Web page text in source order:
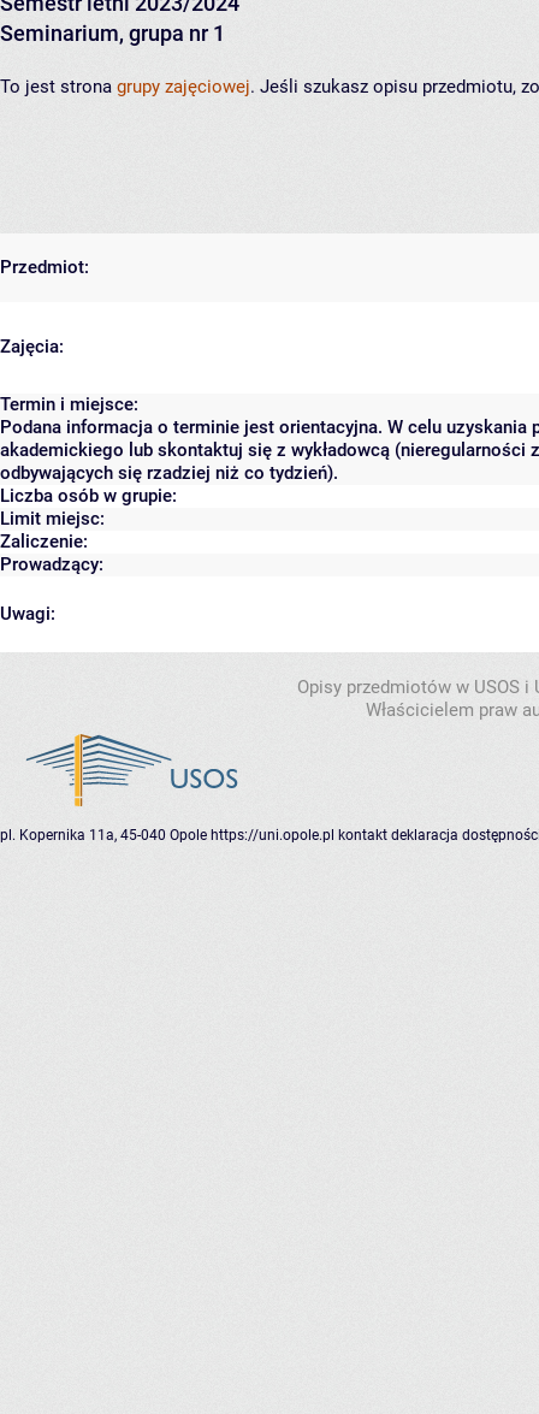
Seminarium, grupa nr 1
To jest strona grupy zajęciowej. Jeśli szukasz opisu przedmiotu,
Przedmiot:
Zajęcia:
Termin i miejsce:
Podana informacja o terminie jest orientacyjna. W celu
akademickiego lub skontaktuj się z wykładowcą (nieregularności
odbywających się rzadziej niż co tydzień).
Liczba osób w grupie:
Limit miejsc:
Zaliczenie:
Prowadzący:
Uwagi:
Opisy przedmiotów w USOS
Właścicielem praw
pl. Kopernika 11a, 45-040 Opole https://uni.opole.pl kontakt deklaracja